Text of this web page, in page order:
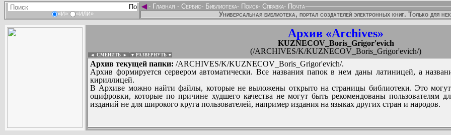
«И» «ИЛИ»
◄- Главная - Сервис- Библиотека- Поиск- Справка- Почта
Универсальная библиотека, портал создателей электронных книг. Только для
Архив «Archives»
KUZNECOV_Boris_Grigor'evich
(/ARCHIVES/K/KUZNECOV_Boris_Grigor'evich/)
◄ СМЕНИТЬ ► ▼ РАЗВЕРНУТЬ ▼
Архив текущей папки: /ARCHIVES/K/KUZNECOV_Boris_Grigor'evich/.
Архив формируется сервером автоматически. Все названия папок в нем даны латиницей, а
кириллицей.
В Архиве можно найти файлы, которые не выложены открыто на страницы библиотеки. Это
оцифровки, которые по причине худшего качества не могут быть рекомендованы пользователям
изданий не для широкого круга пользователей, например издания на языках других стран и народов.